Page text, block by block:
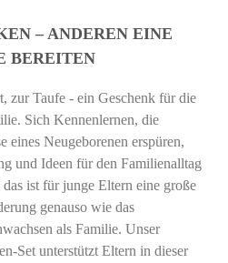
– ANDEREN EINE
BEREITEN
zur Taufe - ein Geschenk für die
Sich Kennenlernen, die
eines Neugeborenen erspüren,
und Ideen für den Familienalltag
ist für junge Eltern eine große
genauso wie das
als Familie. Unser
Set unterstützt Eltern in dieser